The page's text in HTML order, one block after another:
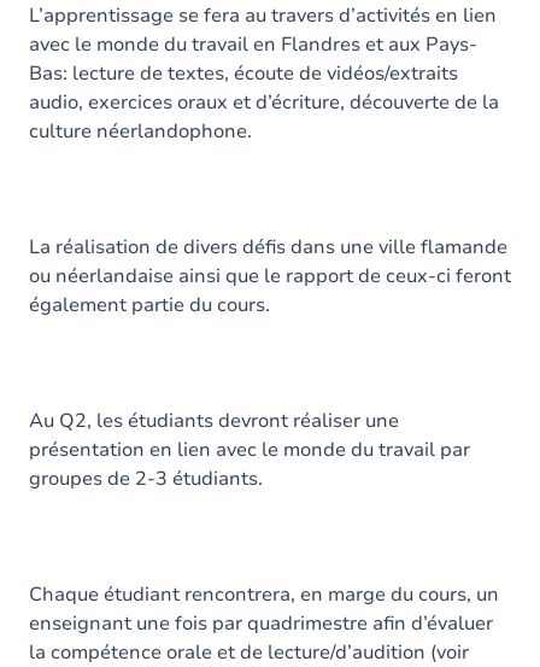
L’apprentissage se fera au travers d’activités en lien
avec le monde du travail en Flandres et aux Pays-
Bas: lecture de textes, écoute de vidéos/extraits
audio, exercices oraux et d’écriture, découverte de la
culture néerlandophone.
La réalisation de divers défis dans une ville flamande
ou néerlandaise ainsi que le rapport de ceux-ci feront
également partie du cours.
Au Q2, les étudiants devront réaliser une
présentation en lien avec le monde du travail par
groupes de 2-3 étudiants.
Chaque étudiant rencontrera, en marge du cours, un
enseignant une fois par quadrimestre afin d’évaluer
la compétence orale et de lecture/d’audition (voir